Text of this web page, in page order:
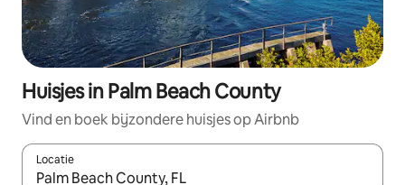
Huisjes in Palm Beach County
Vind en boek bijzondere huisjes op Airbnb
Locatie
Wanneer er resultaten beschikbaar zijn, maak je een keuze